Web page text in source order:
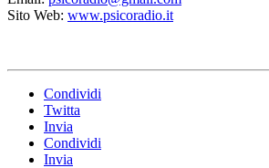
Sito Web: www.psicoradio.it
Condividi
Twitta
Invia
Condividi
Invia